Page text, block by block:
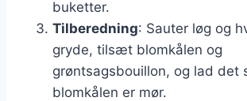
buketter.
Tilberedning: Sauter løg og
gryde, tilsæt blomkålen og
grøntsagsbouillon, og lad det
blomkålen er mør.